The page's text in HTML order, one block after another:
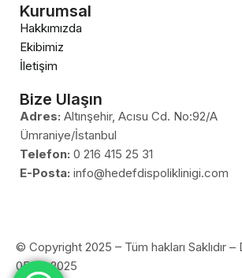
Kurumsal
Hakkımızda
Ekibimiz
İletişim
Bize Ulaşın
Adres: Altınşehir, Acısu Cd. No:92/A
Ümraniye/İstanbul
Telefon: 0 216 415 25 31
E-Posta: info@hedefdispoliklinigi.com
© Copyright 2025 – Tüm hakları Saklıdır –
05.08.2025